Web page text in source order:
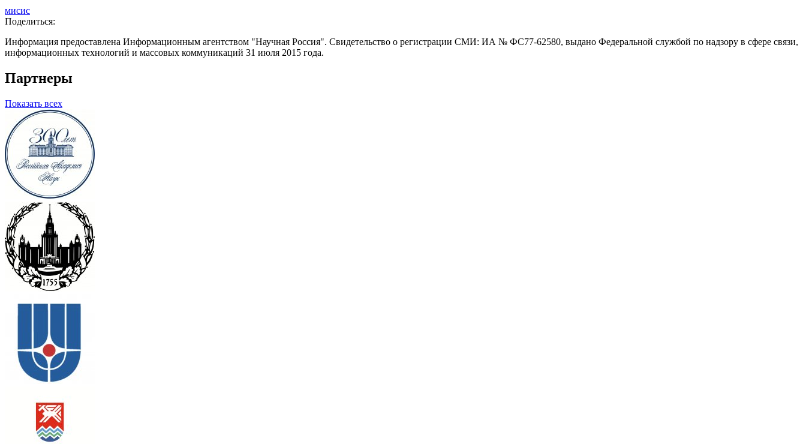
мисис
Поделиться:
Информация предоставлена Информационным агентством "Научная Россия". Свидетельство о регистрации СМИ: ИА № ФС77-62580, выдано Федеральной службой по надзору в сфере связи,
информационных технологий и массовых коммуникаций 31 июля 2015 года.
Партнеры
Показать всех